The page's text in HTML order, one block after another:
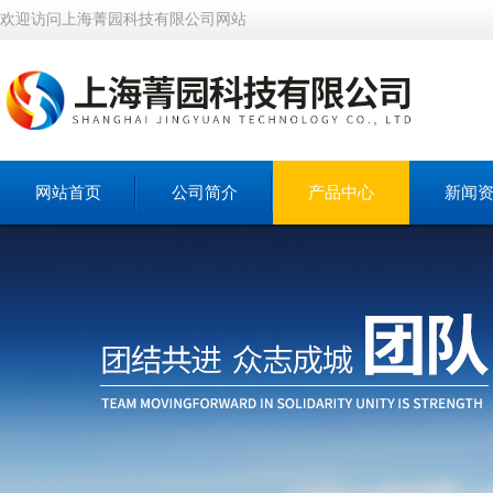
欢迎访问上海菁园科技有限公司网站
网站首页 公司简介 产品中心 新闻